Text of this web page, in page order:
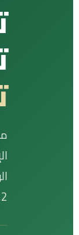
2022